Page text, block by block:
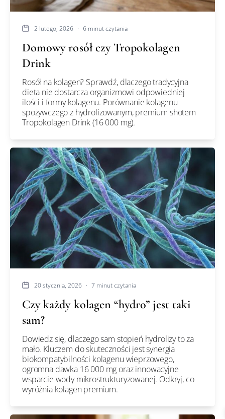
2 lutego, 2026 · 6 minut czytania
Domowy rosół czy Tropokolagen
Drink
Rosół na kolagen? Sprawdź, dlaczego tradycyjna
dieta nie dostarcza organizmowi odpowiedniej
ilości i formy kolagenu. Porównanie kolagenu
spożywczego z hydrolizowanym, premium shotem
Tropokolagen Drink (16 000 mg).
20 stycznia, 2026 · 7 minut czytania
Czy każdy kolagen “hydro” jest taki
sam?
Dowiedz się, dlaczego sam stopień hydrolizy to za
mało. Kluczem do skuteczności jest synergia
biokompatybilności kolagenu wieprzowego,
ogromna dawka 16 000 mg oraz innowacyjne
wsparcie wody mikrostrukturyzowanej. Odkryj, co
wyróżnia kolagen premium.